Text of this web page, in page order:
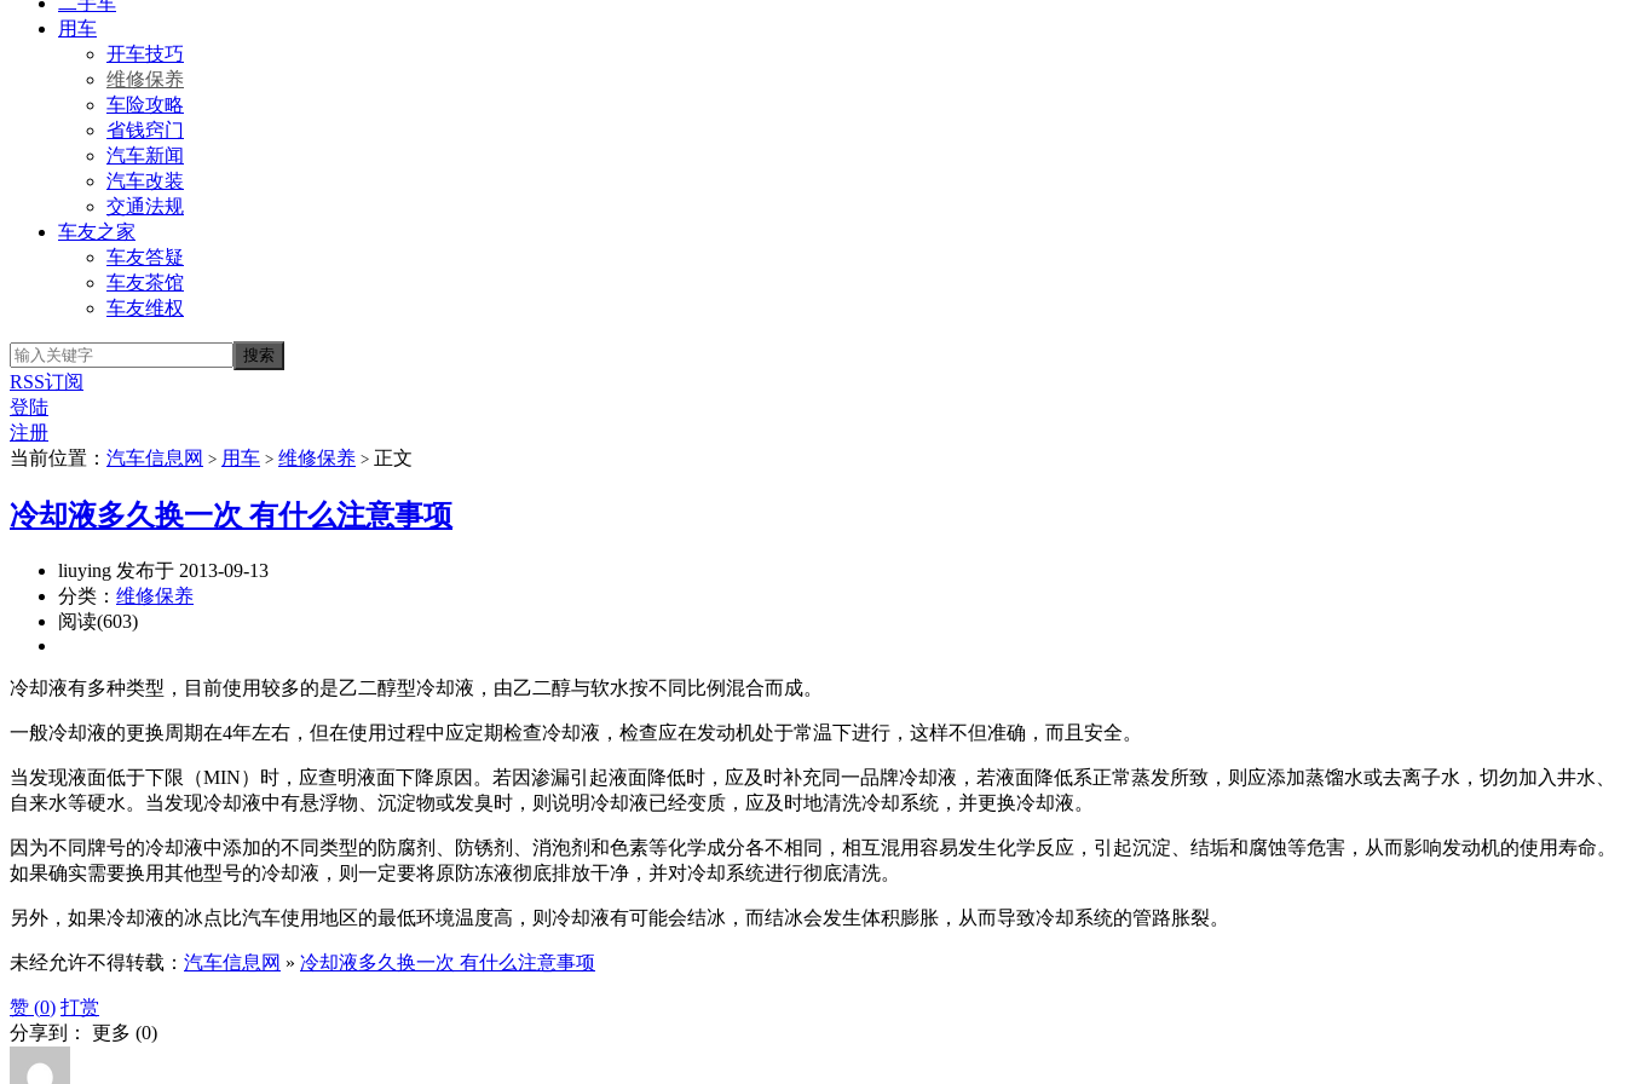
用车
开车技巧
维修保养
车险攻略
省钱窍门
汽车新闻
汽车改装
交通法规
车友之家
车友答疑
车友茶馆
车友维权
RSS订阅
登陆
注册
当前位置： 汽车信息网 > 用车 > 维修保养 > 正文
冷却液多久换一次 有什么注意事项
liuying 发布于 2013-09-13
分类： 维修保养
阅读(603)
冷却液有多种类型，目前使用较多的是乙二醇型冷却液，由乙二醇与软水按不同比例混合而成。
一般冷却液的更换周期在4年左右，但在使用过程中应定期检查冷却液，检查应在发动机处于常温下进行，这样不但准确，而且安全。
当发现液面低于下限（MIN）时，应查明液面下降原因。若因渗漏引起液面降低时，应及时补充同一品牌冷却液，若液面降低系正常蒸发所致，则应添加蒸馏水或去离子水，切勿加入井水、
自来水等硬水。当发现冷却液中有悬浮物、沉淀物或发臭时，则说明冷却液已经变质，应及时地清洗冷却系统，并更换冷却液。
因为不同牌号的冷却液中添加的不同类型的防腐剂、防锈剂、消泡剂和色素等化学成分各不相同，相互混用容易发生化学反应，引起沉淀、结垢和腐蚀等危害，从而影响发动机的使用寿命。
如果确实需要换用其他型号的冷却液，则一定要将原防冻液彻底排放干净，并对冷却系统进行彻底清洗。
另外，如果冷却液的冰点比汽车使用地区的最低环境温度高，则冷却液有可能会结冰，而结冰会发生体积膨胀，从而导致冷却系统的管路胀裂。
未经允许不得转载： 汽车信息网 » 冷却液多久换一次 有什么注意事项
赞 (0) 打赏
分享到： 更多 (0)